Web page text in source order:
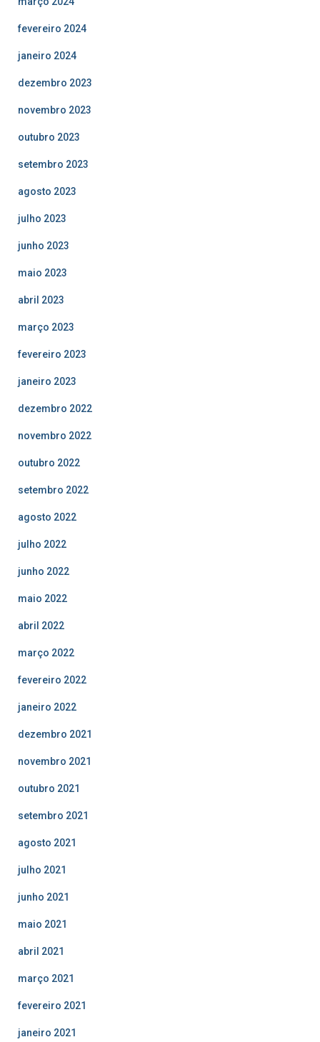
fevereiro 2024
janeiro 2024
dezembro 2023
novembro 2023
outubro 2023
setembro 2023
agosto 2023
julho 2023
junho 2023
maio 2023
abril 2023
março 2023
fevereiro 2023
janeiro 2023
dezembro 2022
novembro 2022
outubro 2022
setembro 2022
agosto 2022
julho 2022
junho 2022
maio 2022
abril 2022
março 2022
fevereiro 2022
janeiro 2022
dezembro 2021
novembro 2021
outubro 2021
setembro 2021
agosto 2021
julho 2021
junho 2021
maio 2021
abril 2021
março 2021
fevereiro 2021
janeiro 2021